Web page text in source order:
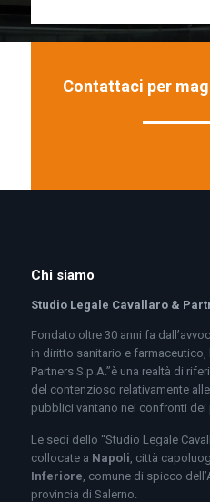
Contattaci per
Chi siamo
Studio Legale Cavallaro &
Fondato oltre 30 anni fa
in diritto sanitario e farmaceutico,
Partners S.p.A.”è una realtà di
del contenzioso relativamente
pubblici vantano nei confronti dei
Le sedi dello “Studio Legale
collocate a Napoli, città
Inferiore, comune di spicco
provincia di Salerno.